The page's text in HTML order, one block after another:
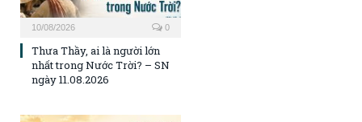
10/08/2026 0
Thưa Thầy, ai là người lớn
nhất trong Nước Trời? – SN
ngày 11.08.2026